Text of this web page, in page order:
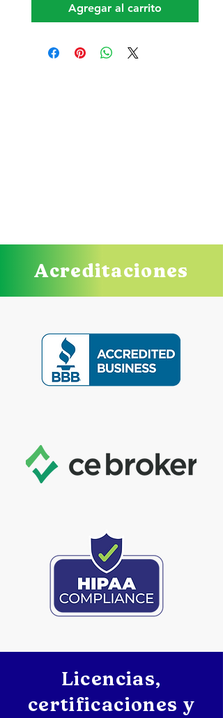
Agregar al carrito
Acreditaciones
Licencias,
certificaciones y